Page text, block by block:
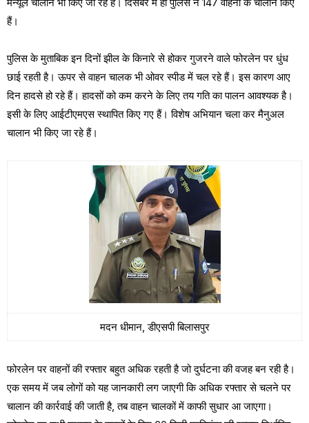
हैं।
पुलिस के मुताबिक इन दिनों झील के किनारे से होकर गुजरने वाले फोरलेन पर धुंध
छाई रहती है। ऊपर से वाहन चालक भी ओवर स्पीड में चल रहे हैं। इस कारण आए
दिन हादसे हो रहे हैं। हादसों को कम करने के लिए तय गति का पालन आवश्यक है।
इसी के लिए आईटीएमएस स्थापित किए गए हैं। विशेष अभियान चला कर मैनुअल
चालान भी किए जा रहे हैं।
मदन धीमान, डीएसपी बिलासपुर
फोरलेन पर वाहनों की रफ्तार बहुत अधिक रहती है जो दुर्घटना की वजह बन रही है।
एक समय में जब लोगों को यह जानकारी लग जाएगी कि अधिक रफ्तार से चलने पर
चालान की कार्रवाई की जाती है, तब वाहन चालकों में काफी सुधार आ जाएगा।